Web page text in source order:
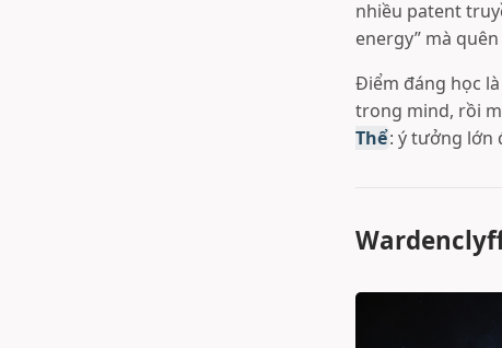
nhiều patent
energy” mà
Điểm đáng học
trong mind, rồi
Thể: ý tưởng lớn